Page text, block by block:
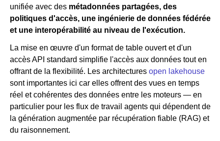
unifiée avec des métadonnées partagées, des
politiques d'accès, une ingénierie de données fédérée
et une interopérabilité au niveau de l'exécution.
La mise en œuvre d'un format de table ouvert et d'un
accès API standard simplifie l'accès aux données tout en
offrant de la flexibilité. Les architectures open lakehouse
sont importantes ici car elles offrent des vues en temps
réel et cohérentes des données entre les moteurs — en
particulier pour les flux de travail agents qui dépendent de
la génération augmentée par récupération fiable (RAG) et
du raisonnement.